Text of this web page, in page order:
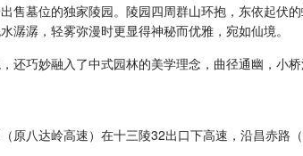
售墓位的独家陵园。陵园四周群山环抱，东依起伏
潺，轻雾弥漫时更显得神秘而优雅，宛如仙境。
巧妙融入了中式园林的美学理念，曲径通幽，小
原八达岭高速）在十三陵32出口下高速，沿昌赤路